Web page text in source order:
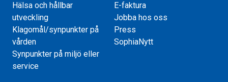
Hälsa och hållbar
utveckling
Klagomål/synpunkter på
vården
Synpunkter på miljö eller
service
E-faktura
Jobba hos oss
Press
SophiaNytt